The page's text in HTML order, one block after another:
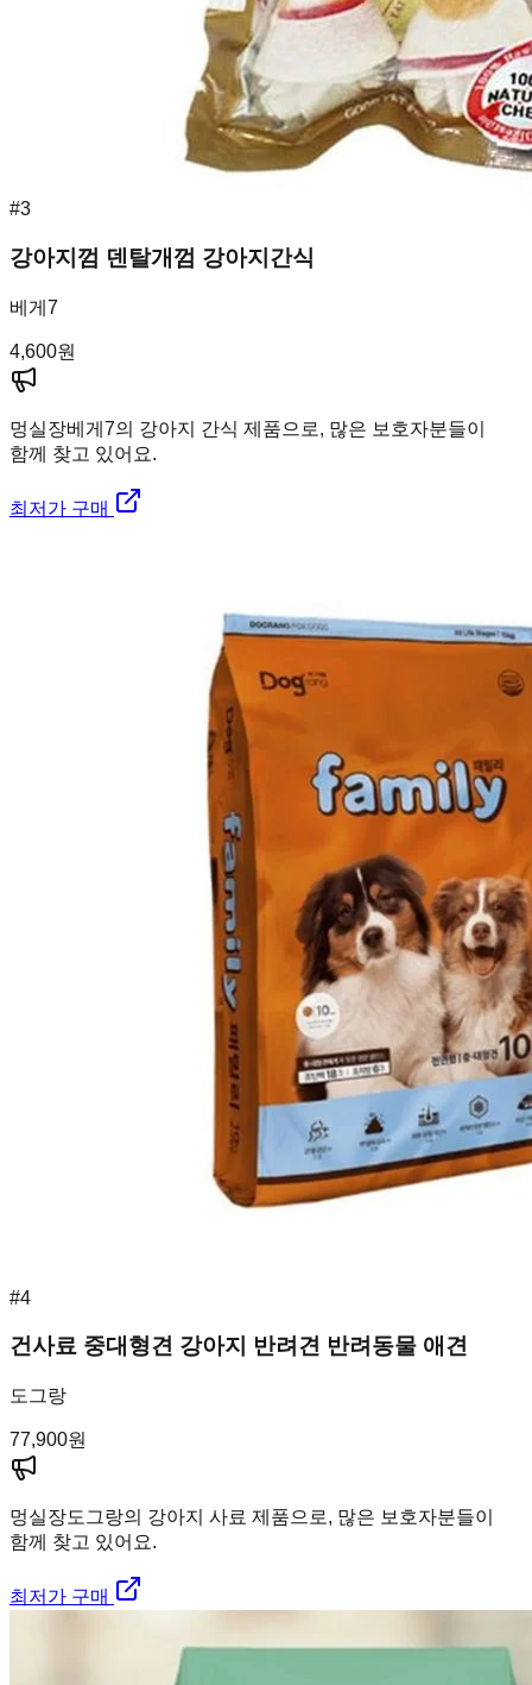
#3
강아지껌 덴탈개껌 강아지간식
베게7
4,600원
멍실장베게7의 강아지 간식 제품으로, 많은 보호자분들이
함께 찾고 있어요.
최저가 구매
#4
건사료 중대형견 강아지 반려견 반려동물 애견
도그랑
77,900원
멍실장도그랑의 강아지 사료 제품으로, 많은 보호자분들이
함께 찾고 있어요.
최저가 구매